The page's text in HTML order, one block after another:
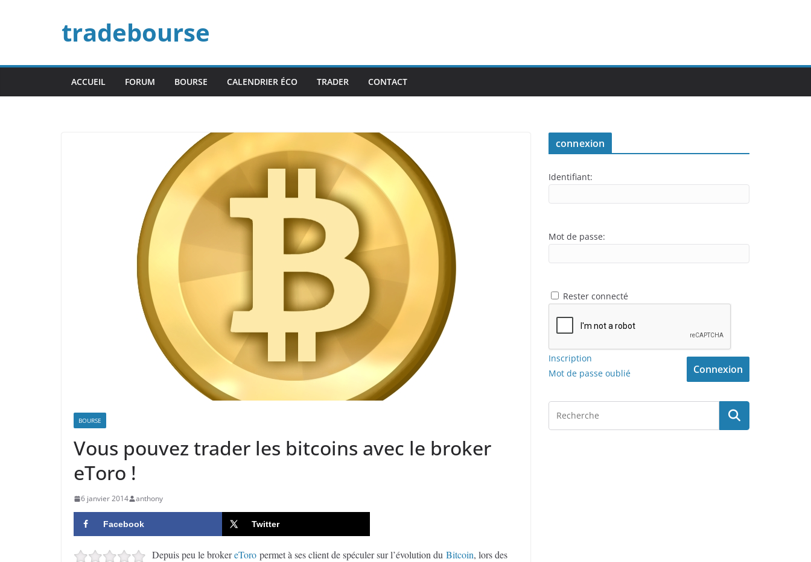
tradebourse
ACCUEIL FORUM BOURSE CALENDRIER ÉCO TRADER CONTACT
BOURSE
Vous pouvez trader les bitcoins avec le broker
eToro !
6 janvier 2014 anthony
Facebook Twitter
Depuis peu le brokereToro permet à ses client de spéculer sur l’évolution du Bitcoin, lors des
connexion
Identifiant:
Mot de passe:
Rester connecté
Connexion
Inscription
Mot de passe oublié